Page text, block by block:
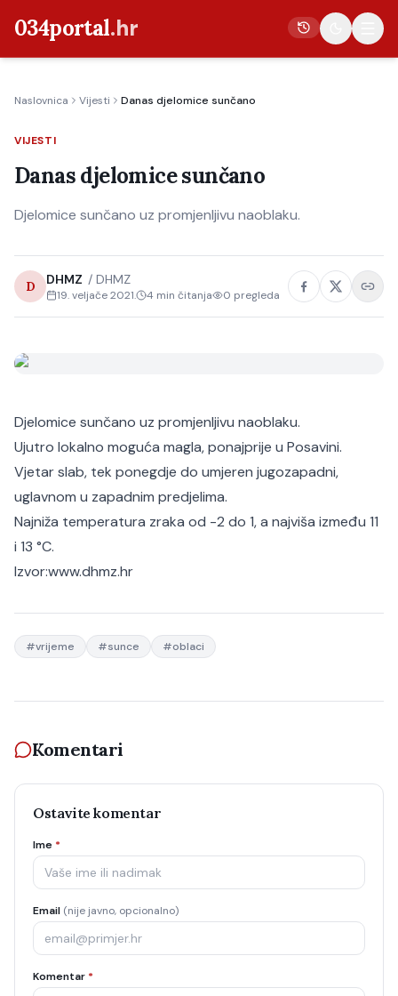
034portal.hr
Crna kronika
Poljoprivreda
Politika
Život
Kultura
Naslovnica Vijesti Danas djelomice sunčano
VIJESTI
Danas djelomice sunčano
Djelomice sunčano uz promjenljivu naoblaku.
D DHMZ / DHMZ
19. veljače 2021. 4 min čitanja 0 pregleda
Djelomice sunčano uz promjenljivu naoblaku.
Ujutro lokalno moguća magla, ponajprije u Posavini.
Vjetar slab, tek ponegdje do umjeren jugozapadni,
uglavnom u zapadnim predjelima.
Najniža temperatura zraka od -2 do 1, a najviša između 11
i 13 °C.
Izvor:www.dhmz.hr
#vrijeme #sunce #oblaci
Komentari
Ostavite komentar
Ime *
Email (nije javno, opcionalno)
Komentar *